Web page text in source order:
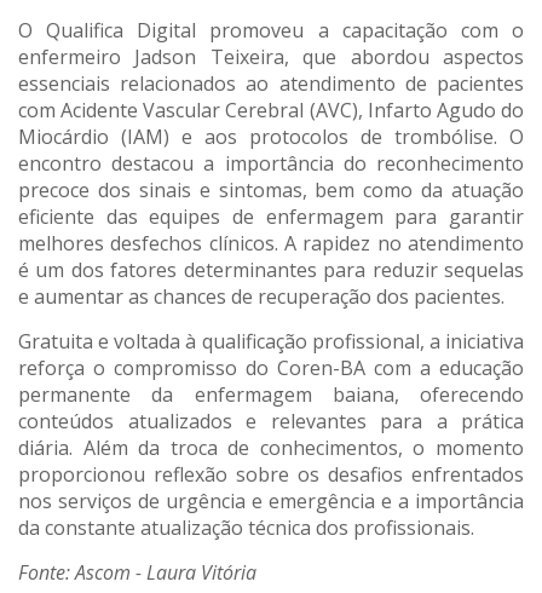
O Qualifica Digital promoveu a capacitação com o
enfermeiro Jadson Teixeira, que abordou aspectos
essenciais relacionados ao atendimento de pacientes
com Acidente Vascular Cerebral (AVC), Infarto Agudo do
Miocárdio (IAM) e aos protocolos de trombólise. O
encontro destacou a importância do reconhecimento
precoce dos sinais e sintomas, bem como da atuação
eficiente das equipes de enfermagem para garantir
melhores desfechos clínicos. A rapidez no atendimento
é um dos fatores determinantes para reduzir sequelas
e aumentar as chances de recuperação dos pacientes.
Gratuita e voltada à qualificação profissional, a iniciativa
reforça o compromisso do Coren-BA com a educação
permanente da enfermagem baiana, oferecendo
conteúdos atualizados e relevantes para a prática
diária. Além da troca de conhecimentos, o momento
proporcionou reflexão sobre os desafios enfrentados
nos serviços de urgência e emergência e a importância
da constante atualização técnica dos profissionais.
Fonte: Ascom - Laura Vitória